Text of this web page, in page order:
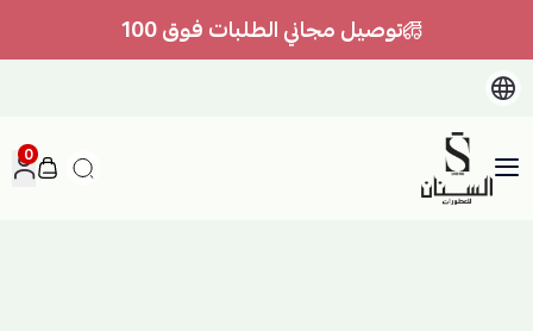
توصيل مجاني الطلبات فوق 100
السنان للعطور والعسل الطبيعي
0